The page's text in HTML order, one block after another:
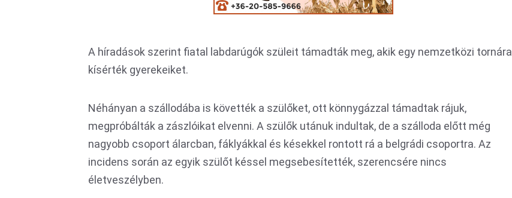
A híradások szerint fiatal labdarúgók szüleit támadták meg, akik egy nemzetközi tornára
kísérték gyerekeiket.
Néhányan a szállodába is követték a szülőket, ott könnygázzal támadtak rájuk,
megpróbálták a zászlóikat elvenni. A szülők utánuk indultak, de a szálloda előtt még
nagyobb csoport álarcban, fáklyákkal és késekkel rontott rá a belgrádi csoportra. Az
incidens során az egyik szülőt késsel megsebesítették, szerencsére nincs
életveszélyben.